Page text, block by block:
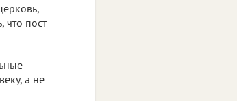
что пост
а не